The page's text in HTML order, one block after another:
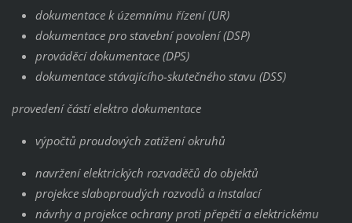
dokumentace k územnímu řízení (UR)
dokumentace pro stavební povolení (DSP)
prováděcí dokumentace (DPS)
dokumentace stávajícího-skutečného stavu (DSS)
​provedení částí elektro dokumentace
výpočtů proudových zatížení okruhů
navržení elektrických rozvaděčů do objektů
projekce slaboproudých rozvodů a instalací
návrhy a projekce ochrany proti přepětí a elektrickému